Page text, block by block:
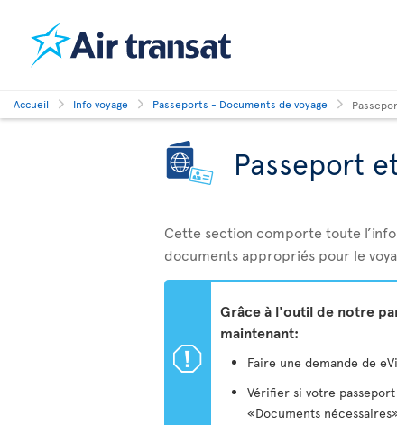
Accueil Info voyage Passeports - Documents de voyage
Passeport
Cette section comporte toute
documents appropriés pour le
ü
Grâce à l'outil de notre
maintenant:
Faire une demande de
Vérifier si votre
«Documents